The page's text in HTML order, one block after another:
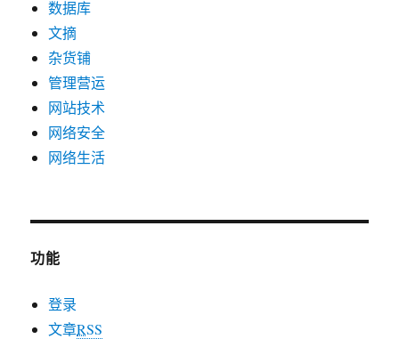
数据库
文摘
杂货铺
管理营运
网站技术
网络安全
网络生活
功能
登录
文章RSS